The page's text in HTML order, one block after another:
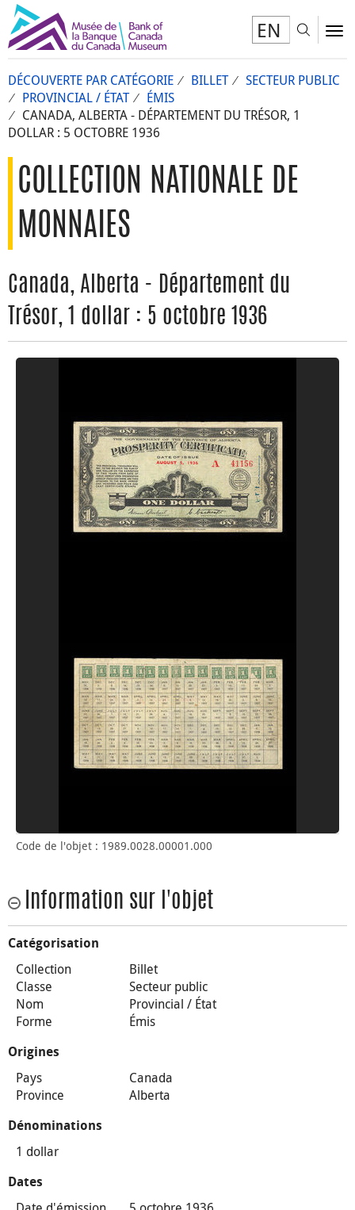
EN
DÉCOUVERTE PAR CATÉGORIE BILLET
SECTEUR PUBLIC
PROVINCIAL / ÉTAT
ÉMIS
CANADA, ALBERTA - DÉPARTEMENT DU TRÉSOR, 1
DOLLAR : 5 OCTOBRE 1936
COLLECTION NATIONALE DE
MONNAIES
Canada, Alberta - Département du
Trésor, 1 dollar : 5 octobre 1936
Code de l'objet : 1989.0028.00001.000
Information sur l'objet
Catégorisation
Collection
Billet
Classe
Secteur public
Nom
Provincial / État
Forme
Émis
Origines
Pays
Canada
Province
Alberta
Dénominations
1 dollar
Dates